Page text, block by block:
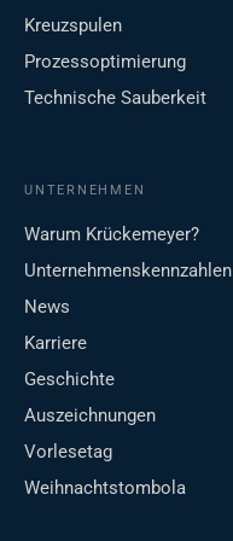
Kreuzspulen
Prozessoptimierung
Technische Sauberkeit
UNTERNEHMEN
Warum Krückemeyer?
Unternehmenskennzahlen
News
Karriere
Geschichte
Auszeichnungen
Vorlesetag
Weihnachtstombola